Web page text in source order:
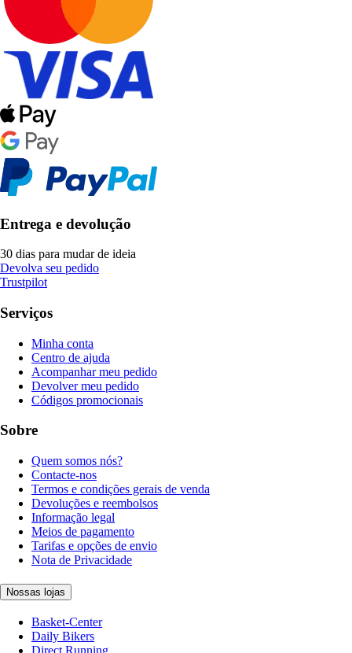
Entrega e devolução
30 dias para mudar de ideia
Devolva seu pedido
Trustpilot
Serviços
Minha conta
Centro de ajuda
Acompanhar meu pedido
Devolver meu pedido
Códigos promocionais
Sobre
Quem somos nós?
Contacte-nos
Termos e condições gerais de venda
Devoluções e reembolsos
Informação legal
Meios de pagamento
Tarifas e opções de envio
Nota de Privacidade
Nossas lojas
Basket-Center
Daily Bikers
Direct Running